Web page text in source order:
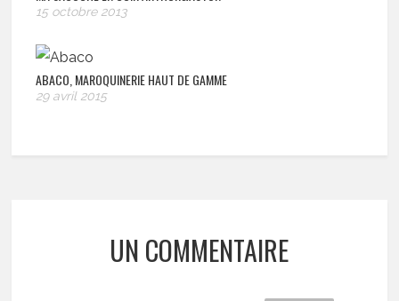
15 octobre 2013
ABACO, MAROQUINERIE HAUT DE GAMME
29 avril 2015
UN COMMENTAIRE